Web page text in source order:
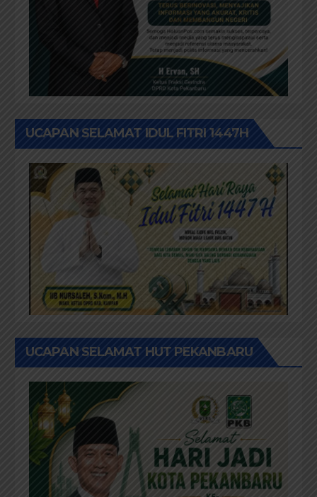
UCAPAN SELAMAT IDUL FITRI 1447H
UCAPAN SELAMAT HUT PEKANBARU